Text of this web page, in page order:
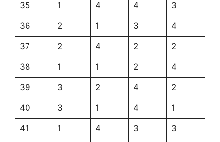
35 1 4 4 3
36 2 1 3 4
37 2 4 2 2
38 1 1 2 4
39 3 2 4 2
40 3 1 4 1
41 1 4 3 3